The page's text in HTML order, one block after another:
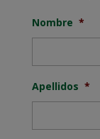
Nombre *
Apellidos *